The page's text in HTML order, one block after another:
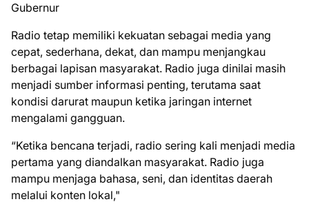
Gubernur
Radio tetap memiliki kekuatan sebagai media yang
cepat, sederhana, dekat, dan mampu menjangkau
berbagai lapisan masyarakat. Radio juga dinilai masih
menjadi sumber informasi penting, terutama saat
kondisi darurat maupun ketika jaringan internet
mengalami gangguan.
“Ketika bencana terjadi, radio sering kali menjadi media
pertama yang diandalkan masyarakat. Radio juga
mampu menjaga bahasa, seni, dan identitas daerah
melalui konten lokal,"